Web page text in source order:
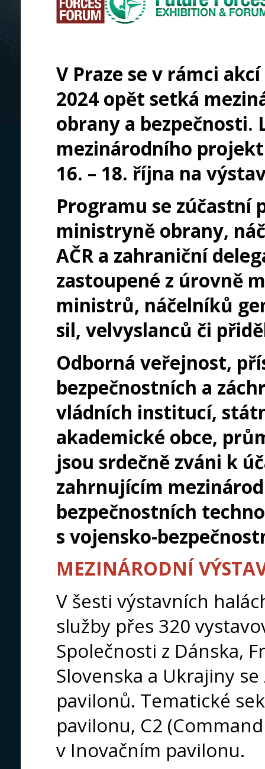
V Praze se v rámci akcí
2024 opět setká
obrany a
mezinárodního
16. – 18. října na
Programu se zúčastní
ministryně obrany,
AČR a zahraniční
zastoupené z úrovně
ministrů, náčelníků
sil, velvyslanců či
Odborná veřejnost,
bezpečnostních a
vládních institucí,
akademické obce,
jsou srdečně zváni k
zahrnujícím
bezpečnostních
s vojensko-
MEZINÁRODNÍ
V šesti výstavních
služby přes 320
Společnosti z Dánska,
Slovenska a Ukrajiny
pavilonů. Tematické
pavilonu, C2
v Inovačním pavilonu.